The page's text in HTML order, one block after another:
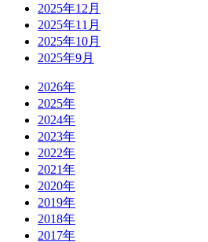
2025年12月
2025年11月
2025年10月
2025年9月
2026年
2025年
2024年
2023年
2022年
2021年
2020年
2019年
2018年
2017年